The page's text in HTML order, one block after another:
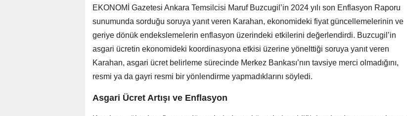
EKONOMİ Gazetesi Ankara Temsilcisi Maruf Buzcugil’in 2024 yılı son Enflasyon Raporu
sunumunda sorduğu soruya yanıt veren Karahan, ekonomideki fiyat güncellemelerinin ve
geriye dönük endekslemelerin enflasyon üzerindeki etkilerini değerlendirdi. Buzcugil’in
asgari ücretin ekonomideki koordinasyona etkisi üzerine yönelttiği soruya yanıt veren
Karahan, asgari ücret belirleme sürecinde Merkez Bankası’nın tavsiye merci olmadığını,
resmi ya da gayri resmi bir yönlendirme yapmadıklarını söyledi.
Asgari Ücret Artışı ve Enflasyon